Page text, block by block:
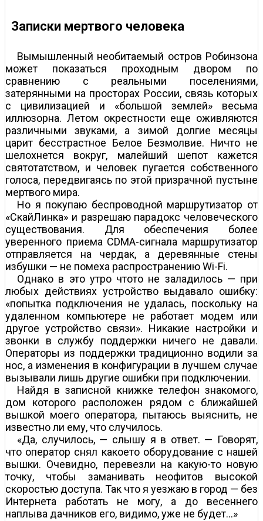
Записки мертвого человека
Вымышленный необитаемый остров Робинзона
может показаться проходным двором по
сравнению с реальными поселениями,
затерянными на просторах России, связь которых
с цивилизацией и «большой землей» весьма
иллюзорна. Летом окрестности еще оживляются
различными звуками, а зимой долгие месяцы
царит бесстрастное Белое Безмолвие. Ничто не
шелохнется вокруг, малейший шепот кажется
святотатством, и человек пугается собственного
голоса, передвигаясь по этой призрачной пустыне
мертвого мира.
Но я покупаю беспроводной маршрутизатор от
«СкайЛинка» и разрешаю парадокс человеческого
существования. Для обеспечения более
уверенного приема CDMA-сигнала маршрутизатор
отправляется на чердак, а деревянные стены
избушки — не помеха распространению Wi-Fi.
Однако в это утро что­то не заладилось — при
любых действиях устройство выдавало ошибку:
«попытка подключения не удалась, поскольку на
удаленном компьютере не работает модем или
другое устройство связи». Никакие настройки и
звонки в службу поддержки ничего не давали.
Операторы из поддержки традиционно водили за
нос, а изменения в конфигурации в лучшем случае
вызывали лишь другие ошибки при подключении.
Найдя в записной книжке телефон знакомого,
дом которого расположен рядом с ближайшей
вышкой моего оператора, пытаюсь выяснить, не
известно ли ему, что случилось.
«Да, случилось, — слышу я в ответ. — Говорят,
что оператор снял какое­то оборудование с нашей
вышки. Очевидно, перевезли на какую-то новую
точку, чтобы заманивать неофитов высокой
скоростью доступа. Так что я уезжаю в город — без
Интернета работать не могу, а до весеннего
наплыва дачников его, видимо, уже не будет…»